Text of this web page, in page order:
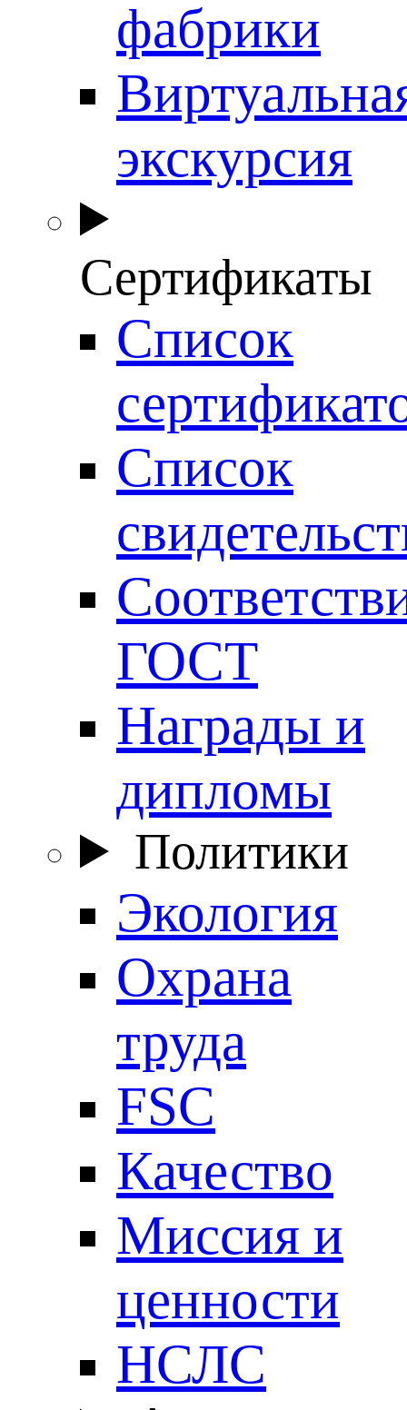
фабрики
экскурсия
Сертификаты
Список
Список
ГОСТ
Награды и
дипломы
Политики
Экология
Охрана
труда
FSC
Качество
Миссия и
ценности
НСЛС